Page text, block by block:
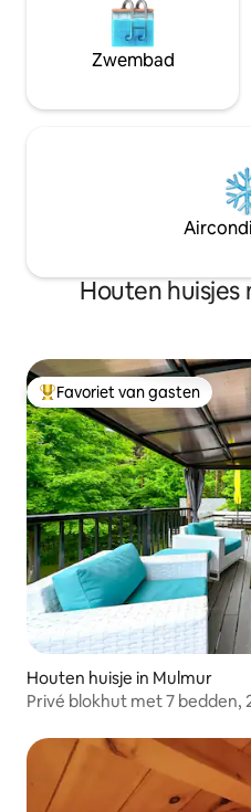
Zwembad
Houten
Topfavoriet van gasten
Favoriet van gasten
Houten huisje in Mulmur
Privé blokhut met 7 bedden,